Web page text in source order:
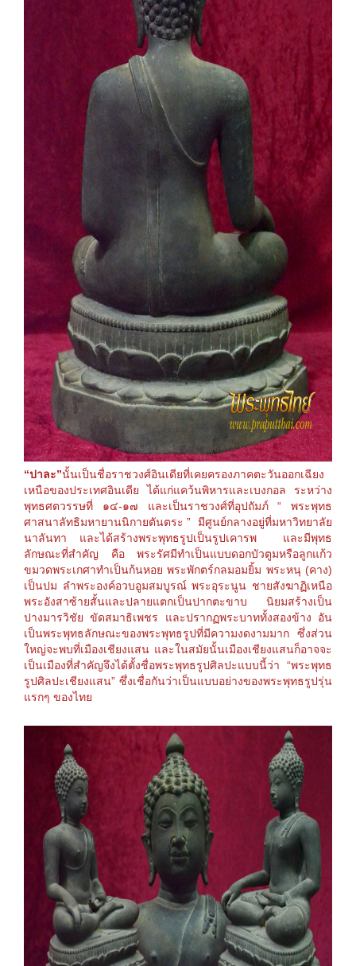
“ปาละ”นั้นเป็นชื่อราชวงศ์อินเดียที่เคยครองภาคตะวันออกเฉียง
เหนือของประเทศอินเดีย ได้แก่แคว้นพิหารและเบงกอล ระหว่าง
พุทธศตวรรษที่ ๑๔-๑๗ และเป็นราชวงศ์ที่อุปถัมภ์ “ พระพุทธ
ศาสนาลัทธิมหายานนิกายตันตระ ” มีศูนย์กลางอยู่ที่มหาวิทยาลัย
นาลันทา และได้สร้างพระพุทธรูปเป็นรูปเคารพ และมีพุทธ
ลักษณะที่สำคัญ คือ พระรัศมีทำเป็นแบบดอกบัวตูมหรือลูกแก้ว
ขมวดพระเกศาทำเป็นก้นหอย พระพักตร์กลมอมยิ้ม พระหนุ (คาง)
เป็นปม ลำพระองค์อวบอูมสมบูรณ์ พระอุระนูน ชายสังฆาฏิเหนือ
พระอังสาซ้ายสั้นและปลายแตกเป็นปากตะขาบ นิยมสร้างเป็น
ปางมารวิชัย ขัดสมาธิเพชร และปรากฏพระบาททั้งสองข้าง อัน
เป็นพระพุทธลักษณะของพระพุทธรูปที่มีความงดงามมาก ซึ่งส่วน
ใหญ่จะพบที่เมืองเชียงแสน และในสมัยนั้นเมืองเชียงแสนก็อาจจะ
เป็นเมืองที่สำคัญจึงได้ตั้งชื่อพระพุทธรูปศิลปะแบบนี้ว่า “พระพุทธ
รูปศิลปะเชียงแสน” ซึ่งเชื่อกันว่าเป็นแบบอย่างของพระพุทธรูปรุ่น
แรกๆ ของไทย